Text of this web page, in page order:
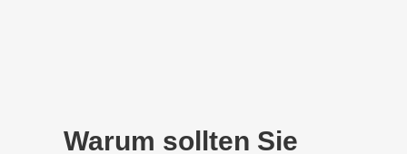
Warum sollten Sie